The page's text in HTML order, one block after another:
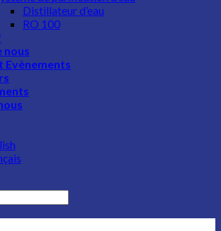
Distillateur d’eau
RO 100
nous
Evènements